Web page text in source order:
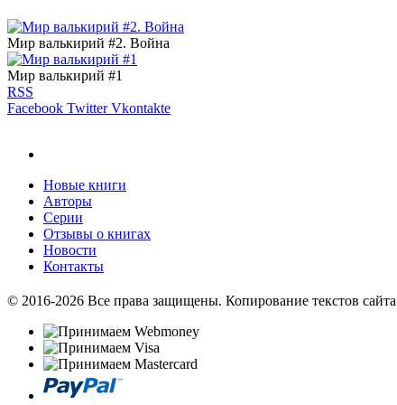
Мир валькирий #2. Война
Мир валькирий #1
RSS
Facebook Twitter Vkontakte
Новые книги
Авторы
Серии
Отзывы о книгах
Новости
Контакты
© 2016-2026 Все права защищены. Копирование текстов